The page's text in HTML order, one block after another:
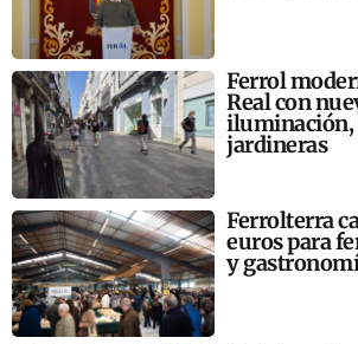
Ferrol
Real con
iluminación,
jardineras
Ferrolterra
euros para
y